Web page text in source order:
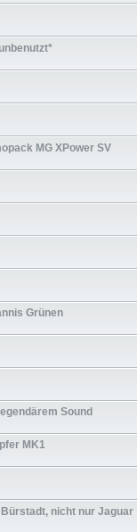
MG XPower SV
Grünen
Sound
MK1
nicht nur Jaguar